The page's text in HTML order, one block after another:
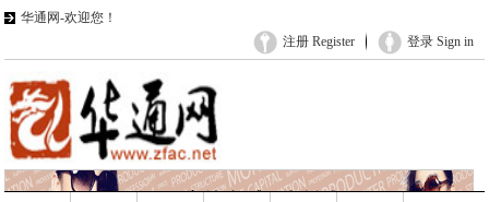
华通网-欢迎您！
登录 Sign in
注册 Register